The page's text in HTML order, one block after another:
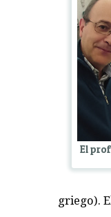
El
griego).